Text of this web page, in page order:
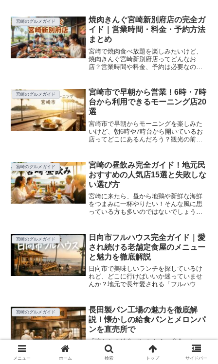
宮崎のグルメガイド
焼肉きんぐ宮崎新別府店の完全ガ
イド｜営業時間・料金・予約方法
まとめ
宮崎で焼肉食べ放題を楽しみたいけど、
焼肉きんぐ宮崎新別府店ってどんなお
店？営業時間や料金、予約は必要なの？
時間・アクセス・駐車場情報から、食べ
放題コースの料金比較、予約の...
宮崎のグルメガイド
宮崎市で早朝から営業！6時・7時
台から利用できるモーニング店20
選
宮崎市で早朝からモーニングを楽しみた
いけど、朝6時や7時台から開いているお
店ってどこにあるんだろう？観光の前に
風に思ったことはありませんか？この記
事では、宮崎市内で早朝...
宮崎のグルメガイド
宮崎の昼飲み完全ガイド！地元民
おすすめの人気店15選と失敗しな
い選び方
宮崎に来たら、昼から地鶏や新鮮な海鮮
をつまみに一杯やりたい！そんな風に思
っている方も多いのではないでしょう
は？」「コスパ良く楽しめる店が知りた
い！」など、初めての土地での昼飲み...
宮崎のグルメガイド
日向市フルハウス完全ガイド｜愛
され続ける老舗定食屋のメニュー
と魅力を徹底解説
日向市で美味しいランチを探しているけ
れど、どこに行けばいいか迷っていませ
んか？地元で長年愛される「フルハウ
初めて行く方は「場所はどこ？」「どの
メニューがおすすめ？」「駐...
宮崎のグルメガイド
長田製パン工場の魅力を徹底解
説！懐かしの給食パンとメロンパ
ンを直売所で
「懐かしの給食パンをもう一度食べた
い」「地元で人気のパン屋さんってどこ
だろう」そんな思いを抱いている方はい
メニュー ホーム 検索 トップ サイドバー